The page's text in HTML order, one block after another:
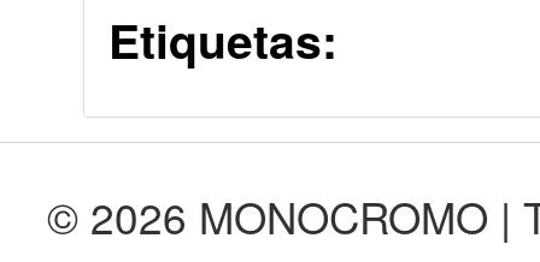
Etiquetas:
© 2026 MONOCROMO |